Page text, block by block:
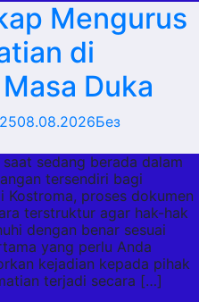
Mengurus
di
Duka
08.08.2026Без
sedang berada dalam
tersendiri bagi
Kostroma, proses dokumen
terstruktur agar hak-hak
dengan benar sesuai
yang perlu Anda
kejadian kepada pihak
terjadi secara […]